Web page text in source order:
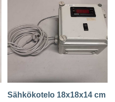
Sähkökotelo 18x18x14 cm